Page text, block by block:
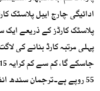
ادائیگی چارج ایبل پلاسٹک
پلاسٹک کارڈز کے ذریعے ایک